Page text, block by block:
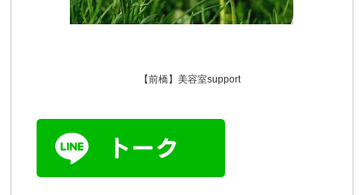
【前橋】美容室support